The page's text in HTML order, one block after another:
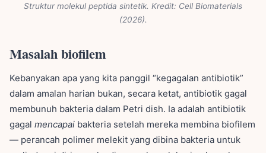
Struktur molekul peptida sintetik. Kredit: Cell Biomaterials
(2026).
Masalah biofilem
Kebanyakan apa yang kita panggil “kegagalan antibiotik”
dalam amalan harian bukan, secara ketat, antibiotik gagal
membunuh bakteria dalam Petri dish. Ia adalah antibiotik
gagal mencapai bakteria setelah mereka membina biofilem
— perancah polimer melekit yang dibina bakteria untuk